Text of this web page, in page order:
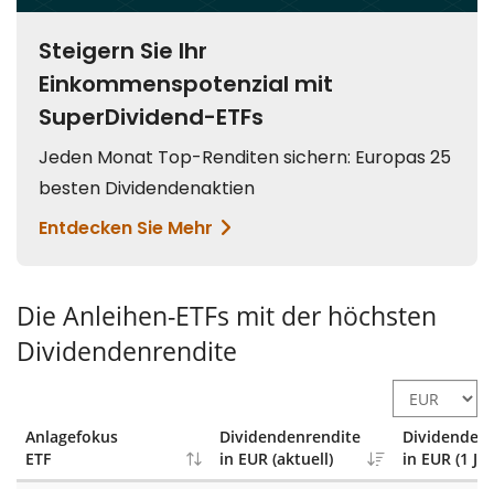
Die Anleihen-ETFs mit der höchsten
Dividendenrendite
Anlagefokus
ETF
Dividendenrendite
in EUR (aktuell)
in EUR (1